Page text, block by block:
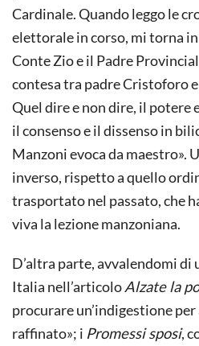
Cardinale. Quando leggo le
elettorale in corso, mi torna
Conte Zio e il Padre
contesa tra padre Cristoforo
Quel dire e non dire, il potere
il consenso e il dissenso in
Manzoni evoca da maestro».
inverso, rispetto a quello
trasportato nel passato, che
viva la lezione manzoniana.
D’altra parte, avvalendomi di
Italia nell’articoloAlzate la
procurare un’indigestione
raffinato»; i Promessi sposi,